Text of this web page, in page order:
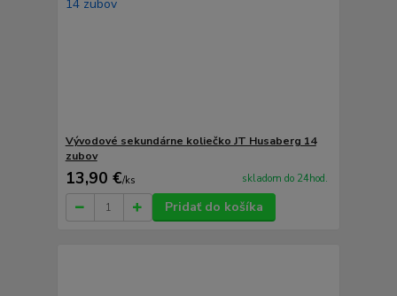
Vývodové sekundárne koliečko JT Husaberg 14
zubov
13,90 €/ks skladom do 24hod.
Pridať do košíka